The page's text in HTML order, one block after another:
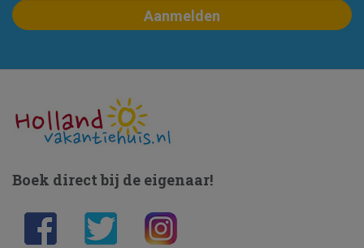
Boek direct bij de eigenaar!